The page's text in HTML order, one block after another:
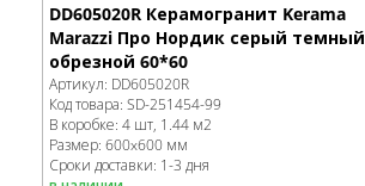
DD605020R Керамогранит Kerama
Marazzi Про Нордик серый темный
обрезной 60*60
Артикул: DD605020R
Код товара: SD-251454-99
В коробке: 4 шт, 1.44 м2
Размер: 600x600 мм
Сроки доставки: 1-3 дня